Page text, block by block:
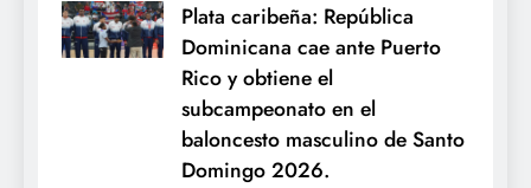
Plata caribeña: República
Dominicana cae ante Puerto
Rico y obtiene el
subcampeonato en el
baloncesto masculino de Santo
Domingo 2026.